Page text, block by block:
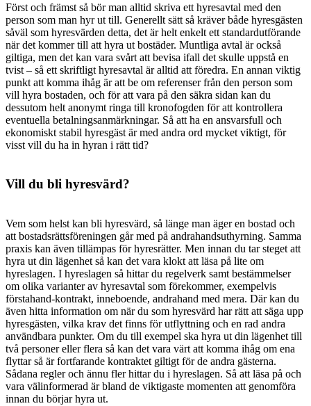
Först och främst så bör man alltid skriva ett hyresavtal med den
person som man hyr ut till. Generellt sätt så kräver både hyresgästen
såväl som hyresvärden detta, det är helt enkelt ett standardutförande
när det kommer till att hyra ut bostäder. Muntliga avtal är också
giltiga, men det kan vara svårt att bevisa ifall det skulle uppstå en
tvist – så ett skriftligt hyresavtal är alltid att föredra. En annan viktig
punkt att komma ihåg är att be om referenser från den person som
vill hyra bostaden, och för att vara på den säkra sidan kan du
dessutom helt anonymt ringa till kronofogden för att kontrollera
eventuella betalningsanmärkningar. Så att ha en ansvarsfull och
ekonomiskt stabil hyresgäst är med andra ord mycket viktigt, för
visst vill du ha in hyran i rätt tid?
Vill du bli hyresvärd?
Vem som helst kan bli hyresvärd, så länge man äger en bostad och
att bostadsrättsföreningen går med på andrahandsuthyrning. Samma
praxis kan även tillämpas för hyresrätter. Men innan du tar steget att
hyra ut din lägenhet så kan det vara klokt att läsa på lite om
hyreslagen. I hyreslagen så hittar du regelverk samt bestämmelser
om olika varianter av hyresavtal som förekommer, exempelvis
förstahand-kontrakt, inneboende, andrahand med mera. Där kan du
även hitta information om när du som hyresvärd har rätt att säga upp
hyresgästen, vilka krav det finns för utflyttning och en rad andra
användbara punkter. Om du till exempel ska hyra ut din lägenhet till
två personer eller flera så kan det vara värt att komma ihåg om ena
flyttar så är fortfarande kontraktet giltigt för de andra gästerna.
Sådana regler och ännu fler hittar du i hyreslagen. Så att läsa på och
vara välinformerad är bland de viktigaste momenten att genomföra
innan du börjar hyra ut.